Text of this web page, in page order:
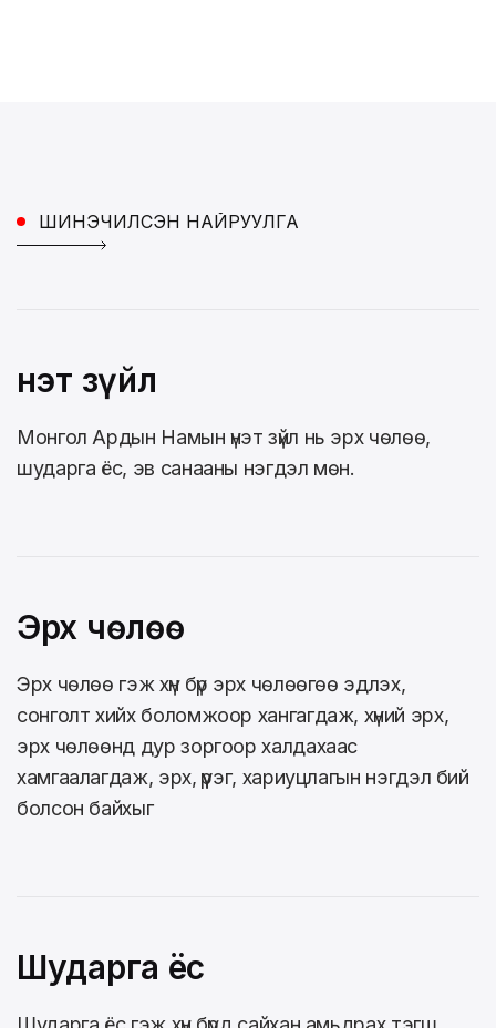
ШИНЭЧИЛСЭН НАЙРУУЛГА
Үнэт зүйл
Монгол Ардын Намын үнэт зүйл нь эрх чөлөө,
шударга ёс, эв санааны нэгдэл мөн.
Эрх чөлөө
Эрх чөлөө гэж хүн бүр эрх чөлөөгөө эдлэх,
сонголт хийх боломжоор хангагдаж, хүний эрх,
эрх чөлөөнд дур зоргоор халдахаас
хамгаалагдаж, эрх, үүрэг, хариуцлагын нэгдэл бий
болсон байхыг
Шударга ёс